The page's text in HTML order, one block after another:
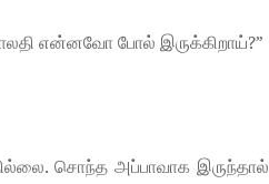
என்னவோ போல் இருக்கிறாய்?”
சொந்த அப்பாவாக இருந்தால்